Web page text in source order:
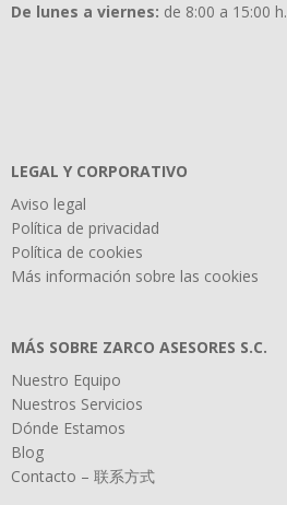
De lunes a viernes: de 8:00 a 15:00 h.
LEGAL Y CORPORATIVO
Aviso legal
Política de privacidad
Política de cookies
Más información sobre las cookies
MÁS SOBRE ZARCO ASESORES S.C.
Nuestro Equipo
Nuestros Servicios
Dónde Estamos
Blog
Contacto – 联系方式